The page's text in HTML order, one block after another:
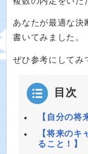
あなたが最適な決
書いてみました。
ぜひ参考にしてみ
目次
【自分の将
【将来の
ること！】